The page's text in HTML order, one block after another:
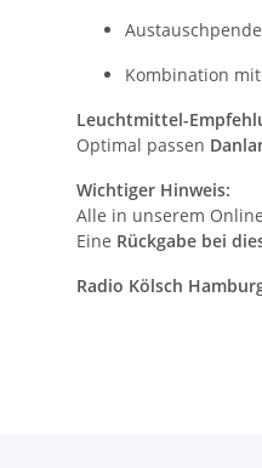
Kombination
Leuchtmittel-
Optimal passen
Wichtiger Hinweis:
Alle in unserem
Eine Rückgabe bei
Radio Kölsch